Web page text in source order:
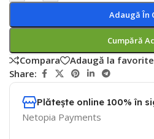
Adaugă În
Cumpără
Compara
Adaugă la favorite
Share:
Plătește online 100% în
Netopia Payments